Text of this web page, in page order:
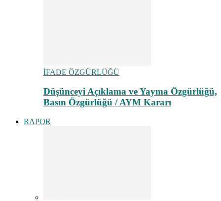
İFADE ÖZGÜRLÜĞÜ
Düşünceyi Açıklama ve Yayma Özgürlüğü,
Basın Özgürlüğü / AYM Kararı
RAPOR